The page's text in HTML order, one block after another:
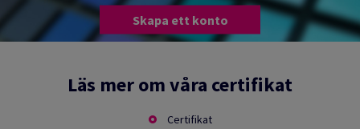
Skapa ett konto
Läs mer om våra certifikat
Certifikat